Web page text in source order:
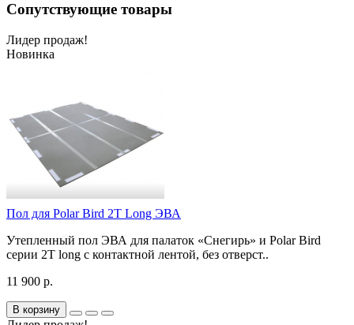
Сопутствующие товары
Лидер продаж!
Новинка
Пол для Polar Bird 2T Long ЭВА
Утепленный пол ЭВА для палаток «Снегирь» и Polar Bird
серии 2Т long с контактной лентой, без отверст..
11 900 р.
В корзину